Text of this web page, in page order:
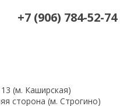
+7 (906) 784-52-74
(м. Каширская)
сторона (м. Строгино)